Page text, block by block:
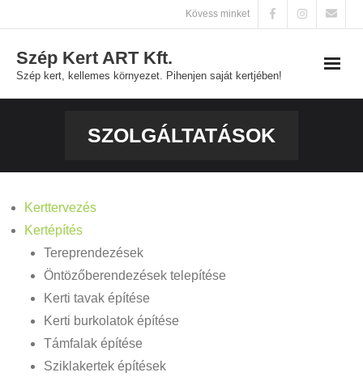
to
content
Kövess minket
Szép Kert ART Kft.
Szép kert, kellemes környezet. Pihenjen saját kertjében!
Kapcsolat
SZOLGÁLTATÁSOK
Kerttervezés
Kertépítés
Tereprendezések
Öntözőberendezések telepítése
Kerti tavak építése
Kerti burkolatok építése
Támfalak építése
Sziklakertek építések